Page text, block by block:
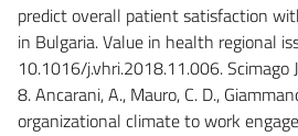
predict overall patient satisfaction
in Bulgaria. Value in health regional
10.1016/j.vhri.2018.11.006. Scimago
8. Ancarani, A., Mauro, C. D.,
organizational climate to work